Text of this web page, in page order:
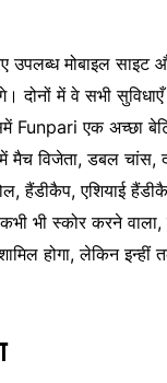
मोबाइल साइट
दोनों में वे सभी
Funpari एक अच्छा
मैच विजेता, डबल चांस,
हैंडीकैप, एशियाई
भी स्कोर करने
होगा, लेकिन इन्हीं